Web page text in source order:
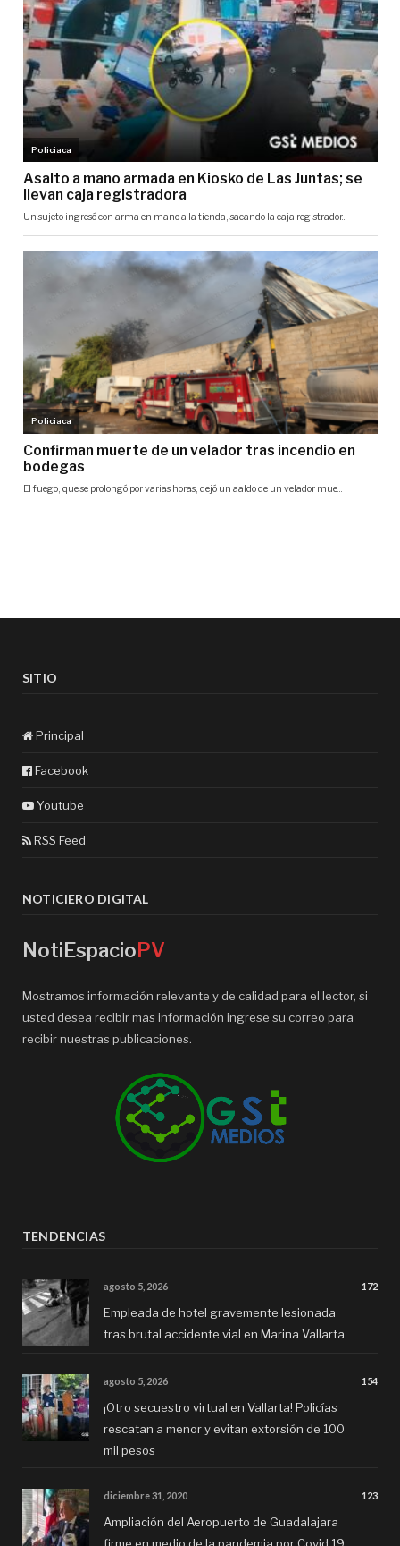
SITIO
Principal
Facebook
Youtube
RSS Feed
NOTICIERO DIGITAL
NotiEspacioPV
Mostramos información relevante y de calidad para el lector, si
usted desea recibir mas información ingrese su correo para
recibir nuestras publicaciones.
TENDENCIAS
agosto 5, 2026 172
Empleada de hotel gravemente lesionada
tras brutal accidente vial en Marina Vallarta
agosto 5, 2026 154
¡Otro secuestro virtual en Vallarta! Policías
rescatan a menor y evitan extorsión de 100
mil pesos
diciembre 31, 2020 123
Ampliación del Aeropuerto de Guadalajara